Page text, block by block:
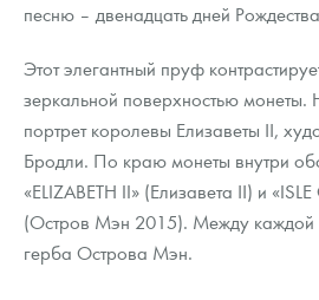
Монеты и жетоны из недрагоценных
Книги по нумизматике
песню – двенадцать дней
Этот элегантный пруф
зеркальной поверхностью
портрет королевы Елизаветы ІІ,
Бродли. По краю монеты внутри
«ELIZABETH II» (Елизавета ІІ) и
(Остров Мэн 2015). Между каждой
герба Острова Мэн.